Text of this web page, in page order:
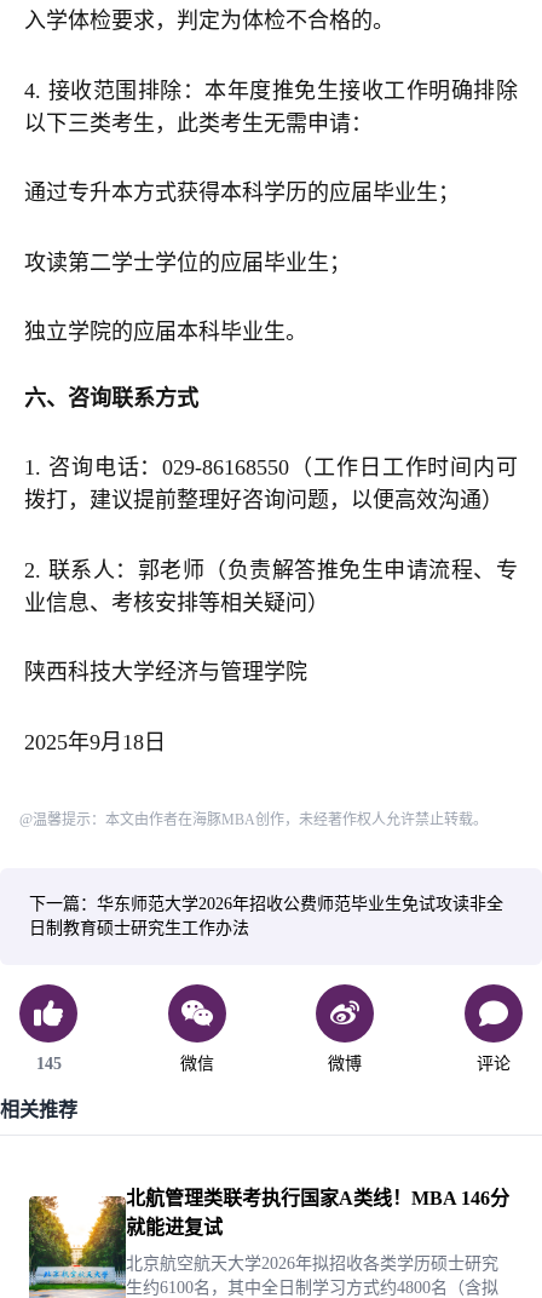
入学体检要求，判定为体检不合格的。
4. 接收范围排除：本年度推免生接收工作明确排除
以下三类考生，此类考生无需申请：
通过专升本方式获得本科学历的应届毕业生；
攻读第二学士学位的应届毕业生；
独立学院的应届本科毕业生。
六、咨询联系方式
1. 咨询电话：029-86168550（工作日工作时间内可
拨打，建议提前整理好咨询问题，以便高效沟通）
2. 联系人：郭老师（负责解答推免生申请流程、专
业信息、考核安排等相关疑问）
陕西科技大学经济与管理学院
2025年9月18日
@温馨提示：本文由作者在海豚MBA创作，未经著作权人允许禁止转载。
下一篇：华东师范大学2026年招收公费师范毕业生免试攻读非全
日制教育硕士研究生工作办法
145 微信 微博 评论
相关推荐
北航管理类联考执行国家A类线！MBA 146分
就能进复试
北京航空航天大学2026年拟招收各类学历硕士研究
生约6100名，其中全日制学习方式约4800名（含拟